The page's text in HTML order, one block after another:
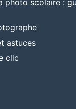
astuces
clic